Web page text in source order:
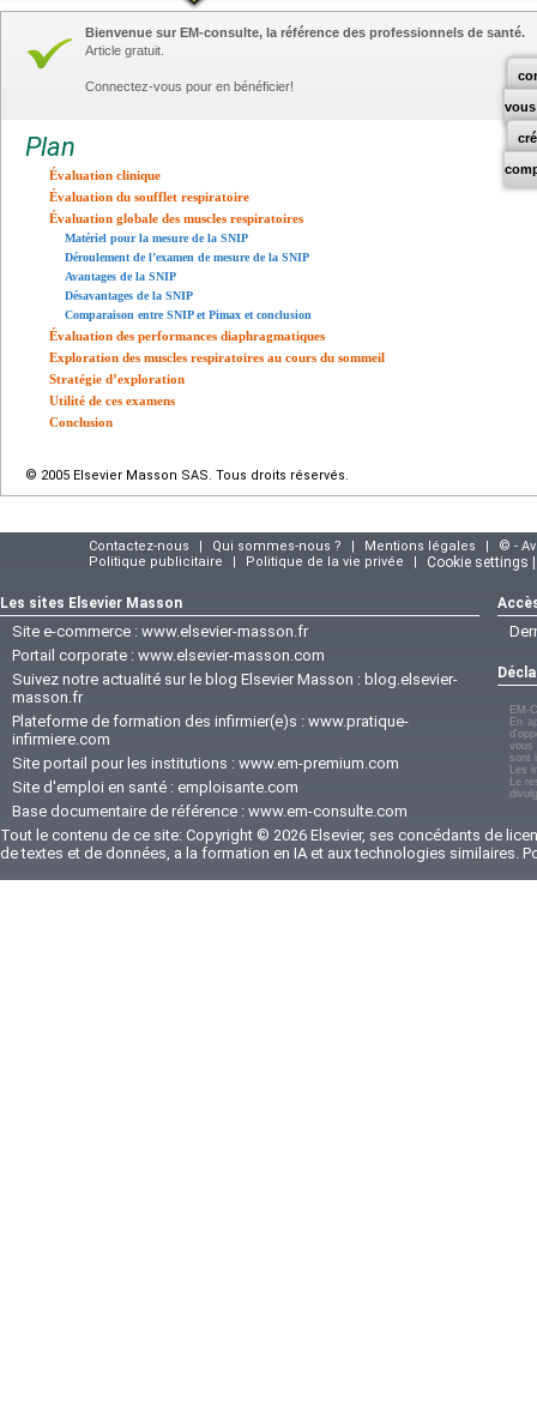
vous
Bienvenue sur EM-consulte, la référence des professionnels de santé.
Article gratuit.
Connectez-vous pour en bénéficier!
Plan
Évaluation clinique
Évaluation du soufflet respiratoire
Évaluation globale des muscles respiratoires
Matériel pour la mesure de la SNIP
Déroulement de l’examen de mesure de la SNIP
Avantages de la SNIP
Désavantages de la SNIP
Comparaison entre SNIP et Pimax et conclusion
Évaluation des performances diaphragmatiques
Exploration des muscles respiratoires au cours du sommeil
Stratégie d’exploration
Utilité de ces examens
Conclusion
© 2005 Elsevier Masson SAS. Tous droits réservés.
Contactez-nous | Qui sommes-nous ? | Mentions légales |
© -
Politique publicitaire
| Politique de la vie privée | Cookie settings
Les sites Elsevier Masson
Site e-commerce : www.elsevier-masson.fr
Portail corporate : www.elsevier-masson.com
Suivez notre actualité sur le blog Elsevier Masson : blog.elsevier-
masson.fr
Plateforme de formation des infirmier(e)s : www.pratique-
infirmiere.com
Site portail pour les institutions : www.em-premium.com
Site d'emploi en santé : emploisante.com
Base documentaire de référence : www.em-consulte.com
EM-
En
vous
sont
Les
Le
Tout le contenu de ce site: Copyright © 2026 Elsevier, ses concédants de
de textes et de données, a la formation en IA et aux technologies similaires.